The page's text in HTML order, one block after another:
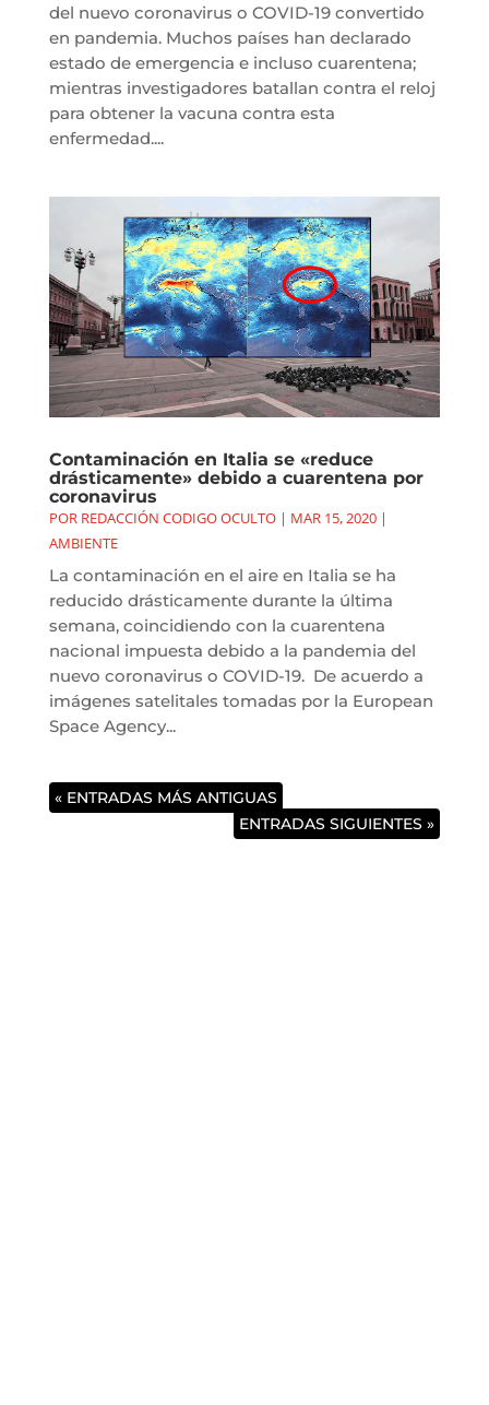
del nuevo coronavirus o COVID-19 convertido
en pandemia. Muchos países han declarado
estado de emergencia e incluso cuarentena;
mientras investigadores batallan contra el reloj
para obtener la vacuna contra esta
enfermedad....
Contaminación en Italia se «reduce
drásticamente» debido a cuarentena por
coronavirus
POR REDACCIÓN CODIGO OCULTO| MAR 15, 2020|
AMBIENTE
La contaminación en el aire en Italia se ha
reducido drásticamente durante la última
semana, coincidiendo con la cuarentena
nacional impuesta debido a la pandemia del
nuevo coronavirus o COVID-19. De acuerdo a
imágenes satelitales tomadas por la European
Space Agency...
« ENTRADAS MÁS ANTIGUAS
ENTRADAS SIGUIENTES »